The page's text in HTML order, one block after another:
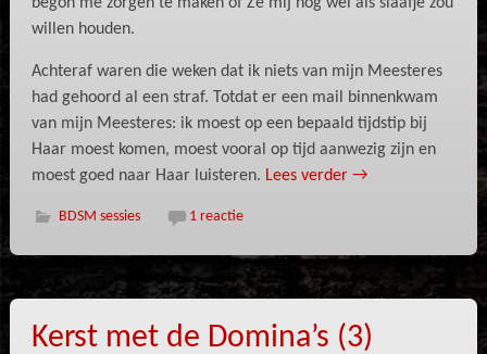
willen houden.
Achteraf waren die weken dat ik niets van mijn Meesteres
had gehoord al een straf. Totdat er een mail binnenkwam
van mijn Meesteres: ik moest op een bepaald tijdstip bij
Haar moest komen, moest vooral op tijd aanwezig zijn en
moest goed naar Haar luisteren. Lees verder →
BDSM sessies 1 reactie
Kerst met de Domina’s (3)